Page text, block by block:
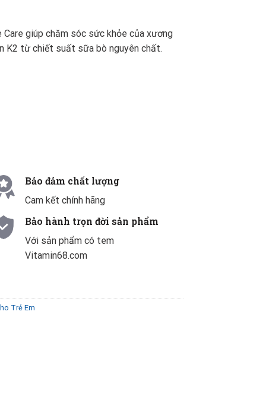
giúp chăm sóc sức khỏe của xương
K2 từ chiết suất sữa bò nguyên chất.
Bảo đảm chất lượng
Cam kết chính hãng
Bảo hành trọn đời sản phẩm
Với sản phẩm có tem
Vitamin68.com
Trẻ Em